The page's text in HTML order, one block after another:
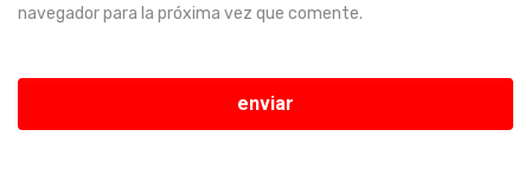
navegador para la próxima vez que comente.